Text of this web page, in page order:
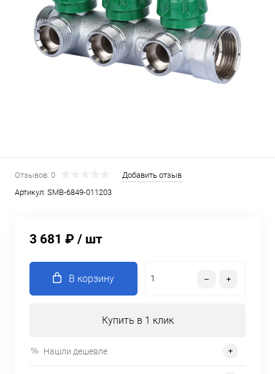
Отзывов: 0
Добавить отзыв
Артикул: SMB-6849-011203
3 681 ₽ / шт
В корзину
Купить в 1 клик
Нашли дешевле